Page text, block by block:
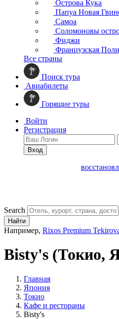
Острова Кука
Папуа Новая
Самоа
Соломоновы
Фиджи
Французская
Все страны
Поиск тура
Авиабилеты
Горящие туры
Войти
Регистрация
Вход
Search
Найти
Например, Rixos Premium
Bisty's (Токио,
Главная
Япония
Токио
Кафе и рестораны
Bisty's